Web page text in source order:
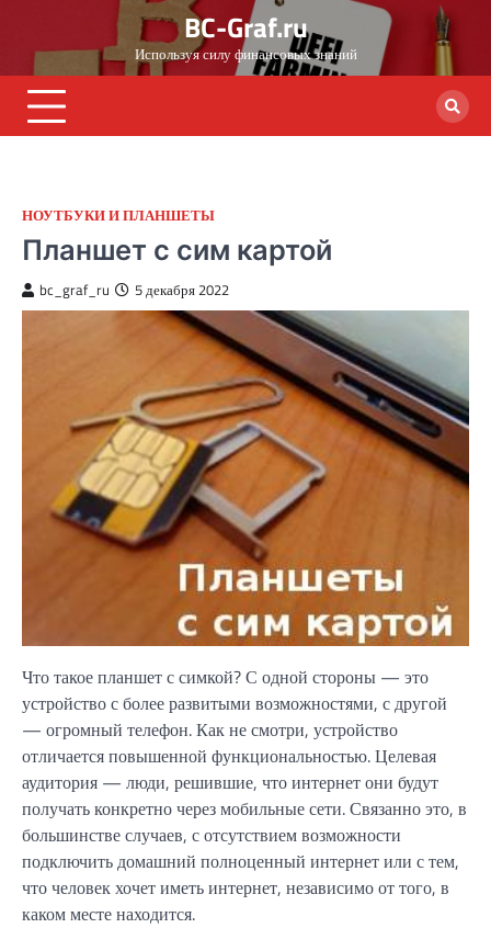
content
BC-Graf.ru
Используя силу финансовых знаний
НОУТБУКИ И ПЛАНШЕТЫ
Планшет с сим картой
bc_graf_ru 5 декабря 2022
Что такое планшет с симкой? С одной стороны — это
устройство с более развитыми возможностями, с другой
— огромный телефон. Как не смотри, устройство
отличается повышенной функциональностью. Целевая
аудитория — люди, решившие, что интернет они будут
получать конкретно через мобильные сети. Связанно это, в
большинстве случаев, с отсутствием возможности
подключить домашний полноценный интернет или с тем,
что человек хочет иметь интернет, независимо от того, в
каком месте находится.